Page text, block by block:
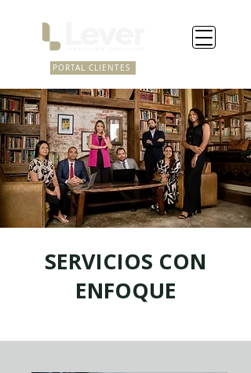
PORTAL CLIENTES
SERVICIOS CON
ENFOQUE